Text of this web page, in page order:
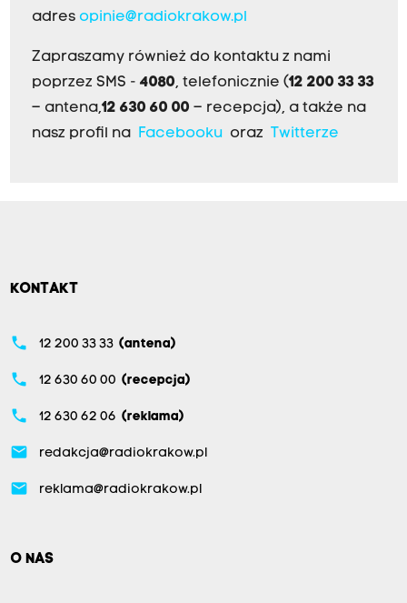
adres opinie@radiokrakow.pl
Zapraszamy również do kontaktu z nami
poprzez SMS - 4080, telefonicznie (12 200 33 33
– antena,12 630 60 00 – recepcja), a także na
nasz profil na
Facebookuoraz Twitterze
KONTAKT
phone 12 200 33 33 (antena)
phone 12 630 60 00 (recepcja)
phone 12 630 62 06 (reklama)
email redakcja@radiokrakow.pl
email reklama@radiokrakow.pl
O NAS